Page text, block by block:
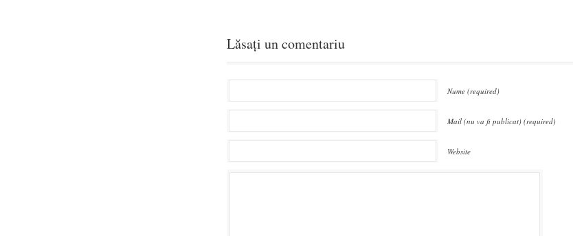
Lăsați un comentariu
Nume (required)
Mail (nu va fi publicat) (required)
Website